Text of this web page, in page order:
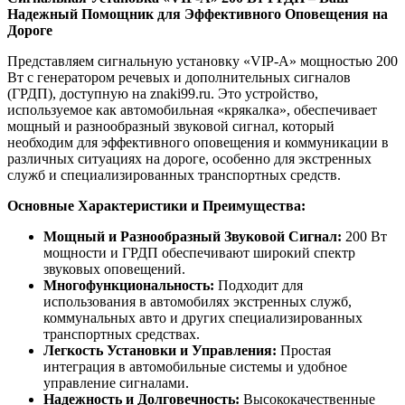
Надежный Помощник для Эффективного Оповещения на
Дороге
Представляем сигнальную установку «VIP-A» мощностью 200
Вт с генератором речевых и дополнительных сигналов
(ГРДП), доступную на znaki99.ru. Это устройство,
используемое как автомобильная «крякалка», обеспечивает
мощный и разнообразный звуковой сигнал, который
необходим для эффективного оповещения и коммуникации в
различных ситуациях на дороге, особенно для экстренных
служб и специализированных транспортных средств.
Основные Характеристики и Преимущества:
Мощный и Разнообразный Звуковой Сигнал: 200 Вт
мощности и ГРДП обеспечивают широкий спектр
звуковых оповещений.
Многофункциональность: Подходит для
использования в автомобилях экстренных служб,
коммунальных авто и других специализированных
транспортных средствах.
Легкость Установки и Управления: Простая
интеграция в автомобильные системы и удобное
управление сигналами.
Надежность и Долговечность: Высококачественные